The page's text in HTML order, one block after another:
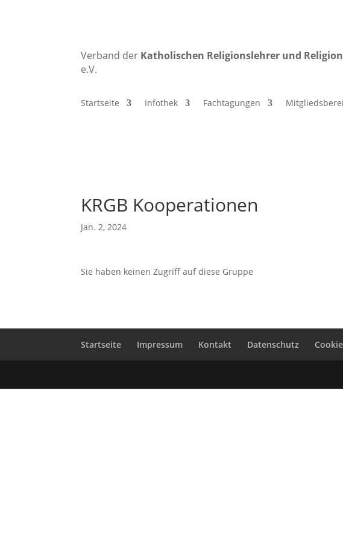
Verband der Katholischen Religionslehrer und
e.V.
Startseite Infothek Fachtagungen
KRGB Kooperationen
Jan. 2, 2024
Sie haben keinen Zugriff auf diese Gruppe
Startseite Impressum Kontakt Datenschutz